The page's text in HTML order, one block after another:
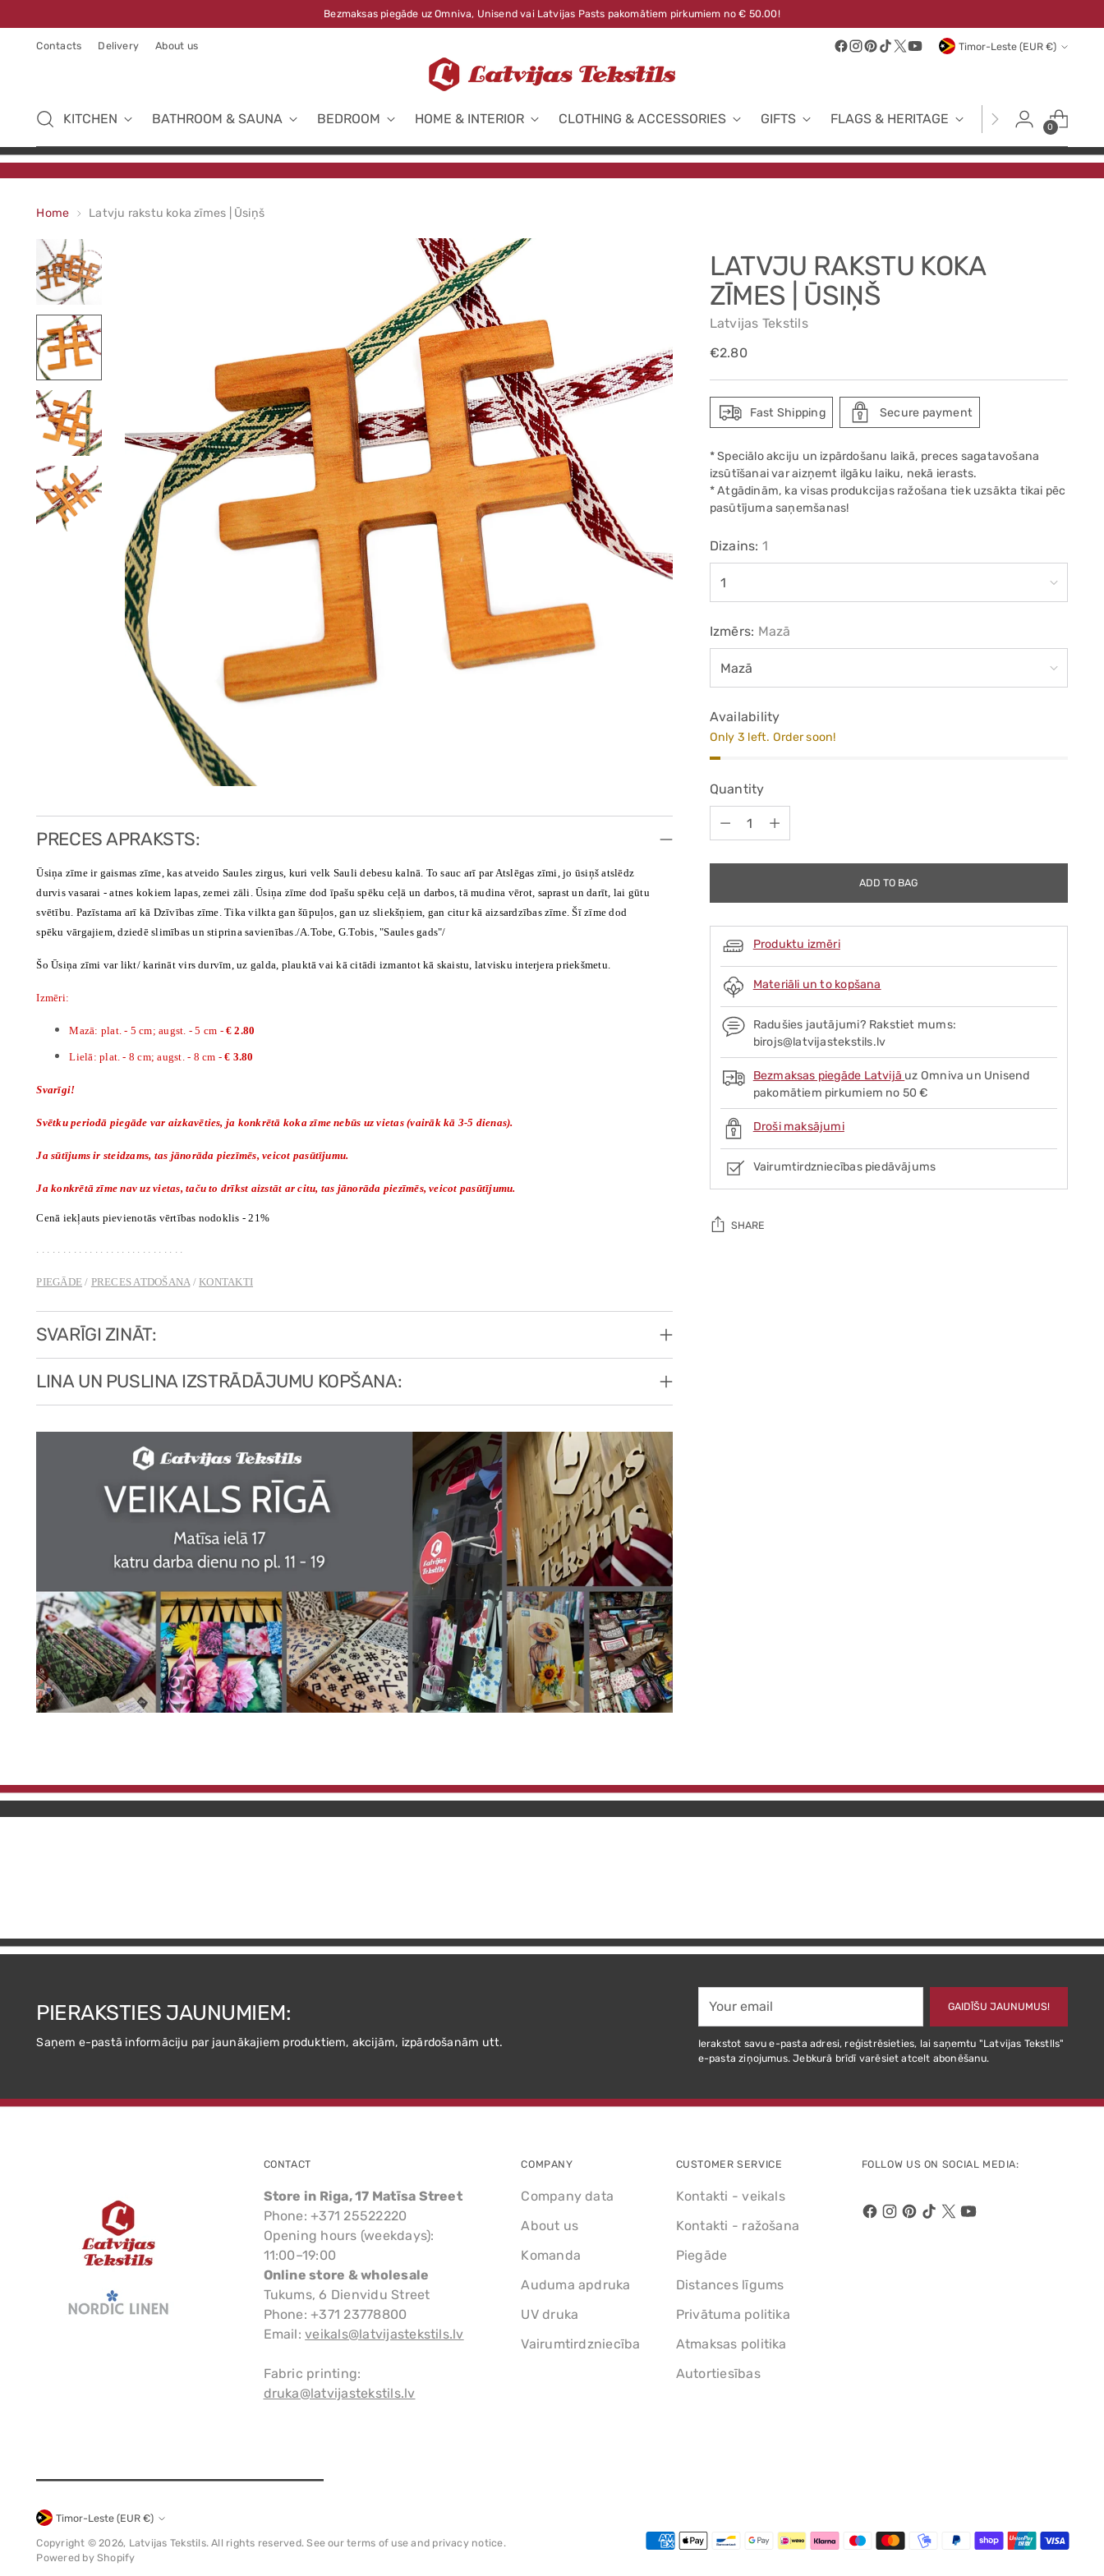
Bezmaksas piegāde uz Omniva, Unisend vai Latvijas Pasts pakomātiem pirkumiem no € 50.00!
Contacts Delivery About us Currency Timor-Leste (EUR €)
KITCHEN BATHROOM & SAUNA BEDROOM HOME & INTERIOR CLOTHING & ACCESSORIES GIFTS FLAGS & HERITAGE FABRICS
0
Home Latvju rakstu koka zīmes | Ūsiņš
PRECES APRAKSTS:
Ūsiņa zīme ir gaismas zīme, kas atveido Saules zirgus, kuri velk Sauli debesu kalnā. To sauc arī par Atslēgas zīmi, jo ūsiņš atslēdz
durvis vasarai - atnes kokiem lapas, zemei zāli. Ūsiņa zīme dod īpašu spēku ceļā un darbos, tā mudina vērot, saprast un darīt, lai gūtu
svētību. Pazīstama arī kā Dzīvības zīme. Tika vilkta gan šūpuļos, gan uz sliekšņiem, gan citur kā aizsardzības zīme. Šī zīme dod
spēku vārgajiem, dziedē slimības un stiprina savienības./A.Tobe, G.Tobis, "Saules gads"/
Šo Ūsiņa zīmi var likt/ karināt virs durvīm, uz galda, plauktā vai kā citādi izmantot kā skaistu, latvisku interjera priekšmetu.
Izmēri:
Mazā: plat. - 5 cm; augst. - 5 cm - € 2.80
Lielā: plat. - 8 cm; augst. - 8 cm -€ 3.80
Svarīgi!
Svētku periodā piegāde var aizkavēties, ja konkrētā koka zīme nebūs uz vietas (vairāk kā 3-5 dienas).
Ja sūtījums ir steidzams, tas jānorāda piezīmēs, veicot pasūtījumu.
Ja konkrētā zīme nav uz vietas, taču to drīkst aizstāt ar citu, tas jānorāda piezīmēs, veicot pasūtījumu.
Cenā iekļauts pievienotās vērtības nodoklis - 21%
. . . . . . . . . . . . . . . . . . . . . . . . . . . .
PIEGĀDE / PRECES ATDOŠANA/KONTAKTI
SVARĪGI ZINĀT:
LINA UN PUSLINA IZSTRĀDĀJUMU KOPŠANA:
LATVJU RAKSTU KOKA
ZĪMES | ŪSIŅŠ
Latvijas Tekstils
Regular
€2.80
Fast Shipping Secure payment
* Speciālo akciju un izpārdošanu laikā, preces sagatavošana
izsūtīšanai var aizņemt ilgāku laiku, nekā ierasts.
* Atgādinām, ka visas produkcijas ražošana tiek uzsākta tikai pēc
pasūtījuma saņemšanas!
Dizains: 1
Izmērs: Mazā
Availability
Only 3 left. Order soon!
Quantity
Quantity
ADD TO BAG
Produktu izmēri
Materiāli un to kopšana
Radušies jautājumi? Rakstiet mums:
birojs@latvijastekstils.lv
Bezmaksas piegāde Latvijā uz Omniva un Unisend
pakomātiem pirkumiem no 50 €
Droši maksājumi
Vairumtirdzniecības piedāvājums
SHARE
PIERAKSTIES JAUNUMIEM:
Saņem e-pastā informāciju par jaunākajiem produktiem, akcijām, izpārdošanām utt.
email
GAIDĪŠU JAUNUMUS!
Ierakstot savu e-pasta adresi, reģistrēsieties, lai saņemtu "Latvijas Tekstlls"
e-pasta ziņojumus. Jebkurā brīdī varēsiet atcelt abonēšanu.
CONTACT
Store in Riga, 17 Matīsa Street
Phone: +371 25522220
Opening hours (weekdays):
11:00–19:00
Online store & wholesale
Tukums, 6 Dienvidu Street
Phone: +371 23778800
Email:veikals@latvijastekstils.lv
Fabric printing:
druka@latvijastekstils.lv
COMPANY
Company data
About us
Komanda
Auduma apdruka
UV druka
Vairumtirdzniecība
CUSTOMER SERVICE
Kontakti - veikals
Kontakti - ražošana
Piegāde
Distances līgums
Privātuma politika
Atmaksas politika
Autortiesības
FOLLOW US ON SOCIAL MEDIA:
Currency Timor-Leste (EUR €)
Copyright © 2026, Latvijas Tekstils. All rights reserved. See our terms of use and privacy notice.
Powered by Shopify